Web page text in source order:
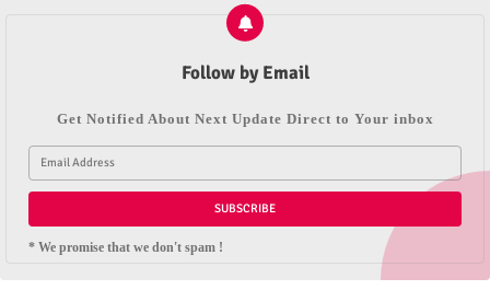
Follow by Email
Get Notified About Next Update Direct to Your inbox
* We promise that we don't spam !